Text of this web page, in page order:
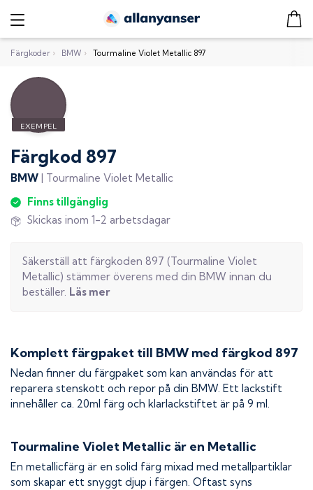
Färgkoder › BMW › Tourmaline Violet Metallic 897
Färgkod 897
BMW | Tourmaline Violet Metallic
Finns tillgänglig
Skickas inom 1-2 arbetsdagar
Säkerställ att färgkoden 897 (Tourmaline Violet
Metallic) stämmer överens med din BMW innan du
beställer. Läs mer
Komplett färgpaket till BMW med färgkod 897
Nedan finner du färgpaket som kan användas för att
reparera stenskott och repor på din BMW. Ett lackstift
innehåller ca. 20ml färg och klarlackstiftet är på 9 ml.
Tourmaline Violet Metallic är en Metallic
En metallicfärg är en solid färg mixad med metallpartiklar
som skapar ett snyggt djup i färgen. Oftast syns